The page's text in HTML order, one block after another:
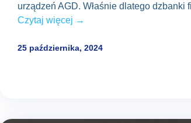
urządzeń AGD. Właśnie dlatego
Czytaj więcej →
25 października, 2024